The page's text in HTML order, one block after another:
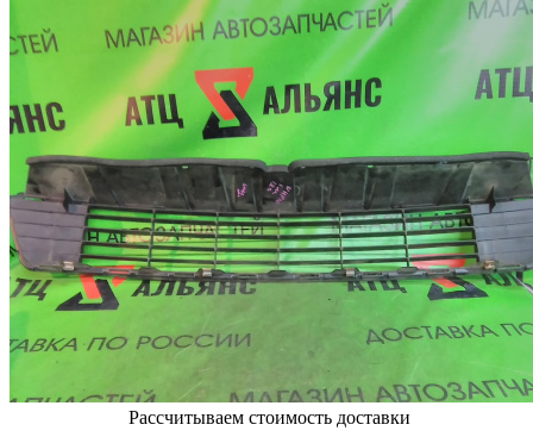
Рассчитываем стоимость доставки